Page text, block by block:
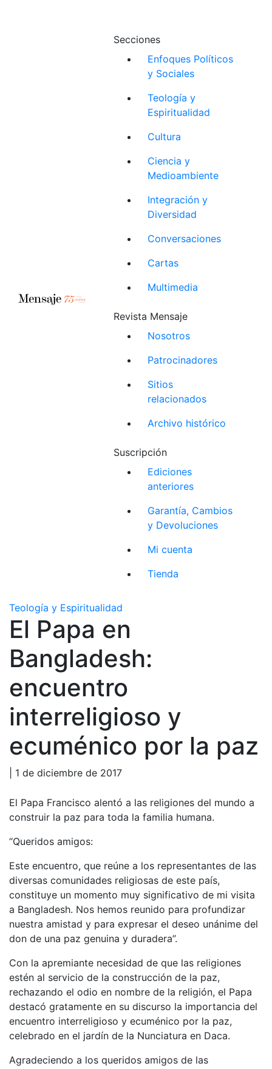
Secciones
Enfoques Políticos
y Sociales
Teología y
Espiritualidad
Cultura
Ciencia y
Medioambiente
Integración y
Diversidad
Conversaciones
Cartas
Multimedia
Revista Mensaje
Nosotros
Patrocinadores
Sitios
relacionados
Archivo histórico
Suscripción
Ediciones
anteriores
Garantía, Cambios
y Devoluciones
Mi cuenta
Tienda
Teología y Espiritualidad
El Papa en
Bangladesh:
encuentro
interreligioso y
ecuménico por la paz
| 1 de diciembre de 2017
El Papa Francisco alentó a las religiones del mundo a
construir la paz para toda la familia humana.
“Queridos amigos:
Este encuentro, que reúne a los representantes de las
diversas comunidades religiosas de este país,
constituye un momento muy significativo de mi visita
a Bangladesh. Nos hemos reunido para profundizar
nuestra amistad y para expresar el deseo unánime del
don de una paz genuina y duradera”.
Con la apremiante necesidad de que las religiones
estén al servicio de la construcción de la paz,
rechazando el odio en nombre de la religión, el Papa
destacó gratamente en su discurso la importancia del
encuentro interreligioso y ecuménico por la paz,
celebrado en el jardín de la Nunciatura en Daca.
Agradeciendo a los queridos amigos de las